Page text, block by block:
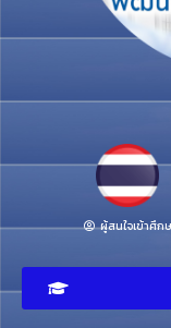
ผู้สนใจเข้าศึก